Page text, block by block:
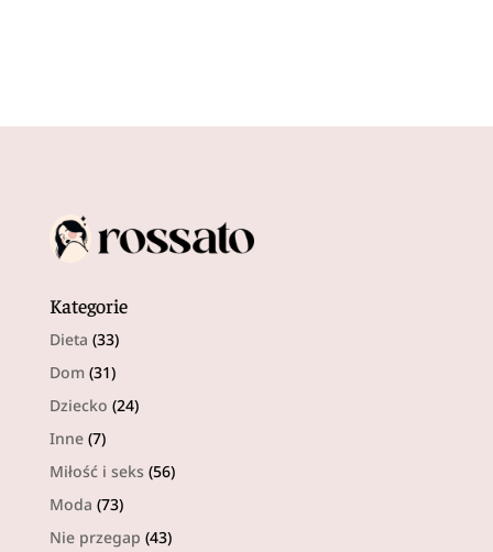
Kategorie
Dieta (33)
Dom (31)
Dziecko (24)
Inne(7)
Miłość i seks (56)
Moda (73)
Nie przegap (43)